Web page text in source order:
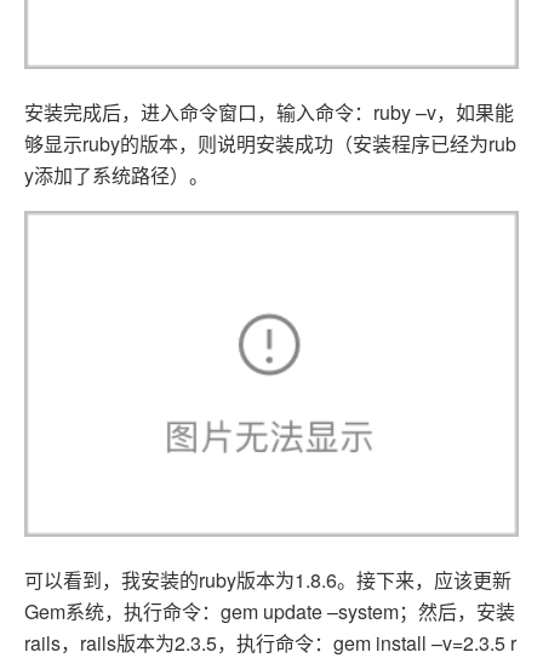
安装完成后，进入命令窗口，输入命令：ruby –v，如果能
够显示ruby的版本，则说明安装成功（安装程序已经为rub
y添加了系统路径）。
可以看到，我安装的ruby版本为1.8.6。接下来，应该更新
Gem系统，执行命令：gem update –system；然后，安装
rails，rails版本为2.3.5，执行命令：gem install –v=2.3.5 r